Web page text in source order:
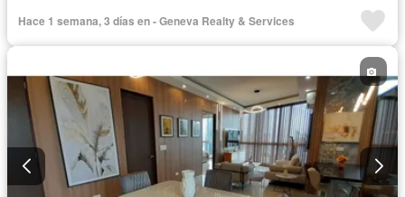
Hace 1 semana, 3 días en - Geneva Realty & Services